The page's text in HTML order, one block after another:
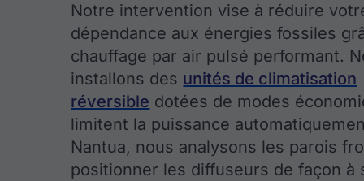
Notre intervention vise à réduire
dépendance aux énergies fossiles
chauffage par air pulsé performant.
installons des unités de climatisation
réversible dotées de modes
limitent la puissance
Nantua, nous analysons les parois
positionner les diffuseurs de façon à